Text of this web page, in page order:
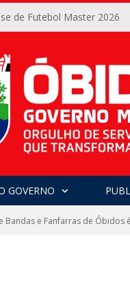
de Futebol Master 2026
GOVERNO
Bandas e Fanfarras de